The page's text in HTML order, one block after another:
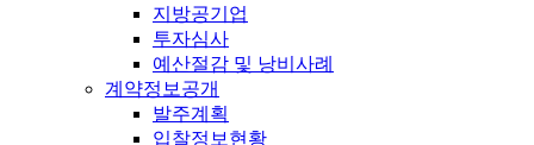
지방공기업
투자심사
예산절감 및 낭비사례
계약정보공개
발주계획
입찰정보현황